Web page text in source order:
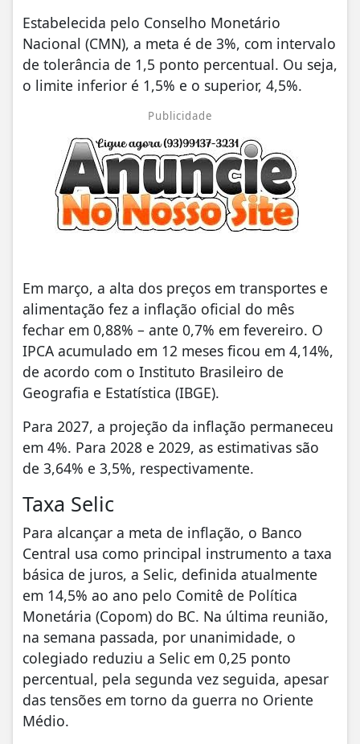
Estabelecida pelo Conselho Monetário
Nacional (CMN), a meta é de 3%, com intervalo
de tolerância de 1,5 ponto percentual. Ou seja,
o limite inferior é 1,5% e o superior, 4,5%.
Publicidade
Em março, a alta dos preços em transportes e
alimentação fez a inflação oficial do mês
fechar em 0,88% – ante 0,7% em fevereiro. O
IPCA acumulado em 12 meses ficou em 4,14%,
de acordo com o Instituto Brasileiro de
Geografia e Estatística (IBGE).
Para 2027, a projeção da inflação permaneceu
em 4%. Para 2028 e 2029, as estimativas são
de 3,64% e 3,5%, respectivamente.
Taxa Selic
Para alcançar a meta de inflação, o Banco
Central usa como principal instrumento a taxa
básica de juros, a Selic, definida atualmente
em 14,5% ao ano pelo Comitê de Política
Monetária (Copom) do BC. Na última reunião,
na semana passada, por unanimidade, o
colegiado reduziu a Selic em 0,25 ponto
percentual, pela segunda vez seguida, apesar
das tensões em torno da guerra no Oriente
Médio.